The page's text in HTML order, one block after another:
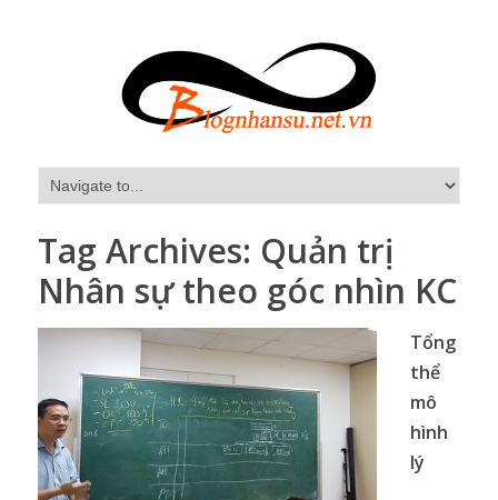
Tag Archives: Quản trị
Nhân sự theo góc nhìn KC
Tổng
thể
mô
hình
lý